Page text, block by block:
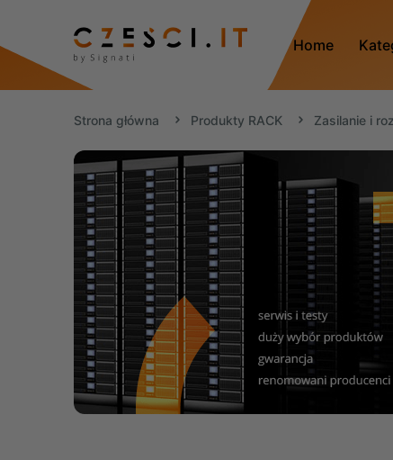
Home
Strona główna Produkty RACK Zasilanie i